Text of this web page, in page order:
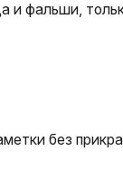
и фальши,
без